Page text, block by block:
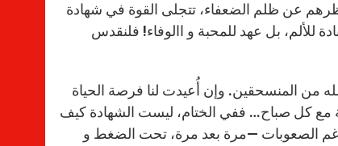
عن ظلم الضعفاء، تتجلى القوة في شهادة
للألم، بل عهد للمحبة و االوفاء! فلنقدس
من المنسحقين. وإن أُعيدت لنا فرصة الحياة
مع كل صباح… ففي الختام، ليست الشهادة كيف
رغم الصعوبات —مرة بعد مرة، تحت الضغط و